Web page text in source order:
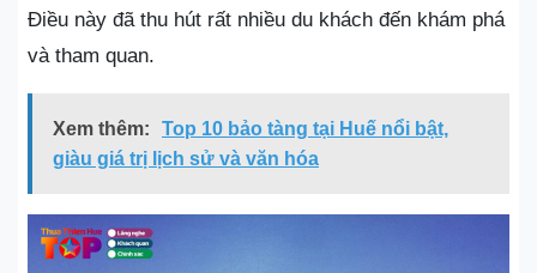
Điều này đã thu hút rất nhiều du khách đến khám phá
và tham quan.
Xem thêm:
Top 10 bảo tàng tại Huế nổi bật,
giàu giá trị lịch sử và văn hóa